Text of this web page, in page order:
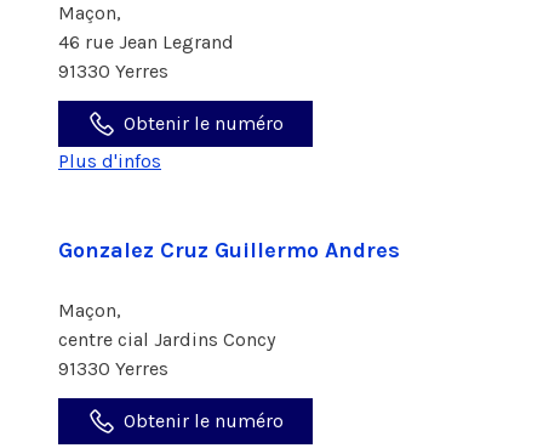
Maçon,
46 rue Jean Legrand
91330 Yerres
Obtenir le numéro
Plus d'infos
Gonzalez Cruz Guillermo Andres
Maçon,
centre cial Jardins Concy
91330 Yerres
Obtenir le numéro